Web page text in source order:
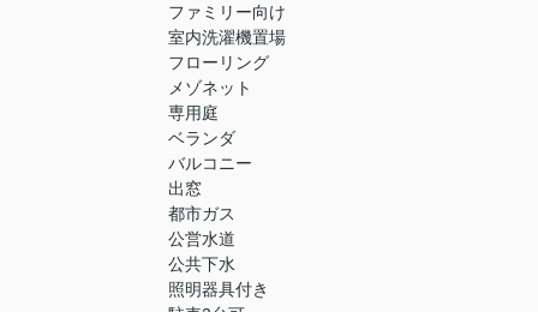
ファミリー向け
室内洗濯機置場
フローリング
メゾネット
専用庭
ベランダ
バルコニー
出窓
都市ガス
公営水道
公共下水
照明器具付き